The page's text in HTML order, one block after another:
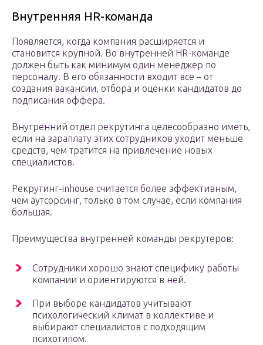
Внутренняя HR-команда
Появляется, когда компания расширяется и
становится крупной. Во внутренней HR-команде
должен быть как минимум один менеджер по
персоналу. В его обязанности входит все – от
создания вакансии, отбора и оценки кандидатов до
подписания оффера.
Внутренний отдел рекрутинга целесообразно иметь,
если на зараплату этих сотрудников уходит меньше
средств, чем тратится на привлечение новых
специалистов.
Рекрутинг-inhouse считается более эффективным,
чем аутсорсинг, только в том случае, если компания
большая.
Преимущества внутренней команды рекрутеров:
Сотрудники хорошо знают специфику работы
компании и ориентируются в ней.
При выборе кандидатов учитывают
психологический климат в коллективе и
выбирают специалистов с подходящим
психотипом.